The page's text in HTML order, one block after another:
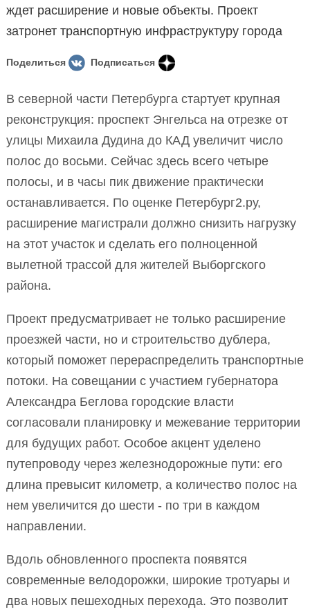
ждет расширение и новые объекты. Проект
затронет транспортную инфраструктуру города
Поделиться Подписаться
В северной части Петербурга стартует крупная
реконструкция: проспект Энгельса на отрезке от
улицы Михаила Дудина до КАД увеличит число
полос до восьми. Сейчас здесь всего четыре
полосы, и в часы пик движение практически
останавливается. По оценке Петербург2.ру,
расширение магистрали должно снизить нагрузку
на этот участок и сделать его полноценной
вылетной трассой для жителей Выборгского
района.
Проект предусматривает не только расширение
проезжей части, но и строительство дублера,
который поможет перераспределить транспортные
потоки. На совещании с участием губернатора
Александра Беглова городские власти
согласовали планировку и межевание территории
для будущих работ. Особое акцент уделено
путепроводу через железнодорожные пути: его
длина превысит километр, а количество полос на
нем увеличится до шести - по три в каждом
направлении.
Вдоль обновленного проспекта появятся
современные велодорожки, широкие тротуары и
два новых пешеходных перехода. Это позволит